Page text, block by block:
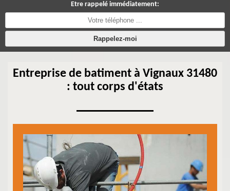
Etre rappelé immédiatement:
Entreprise de batiment à Vignaux 31480
: tout corps d'états